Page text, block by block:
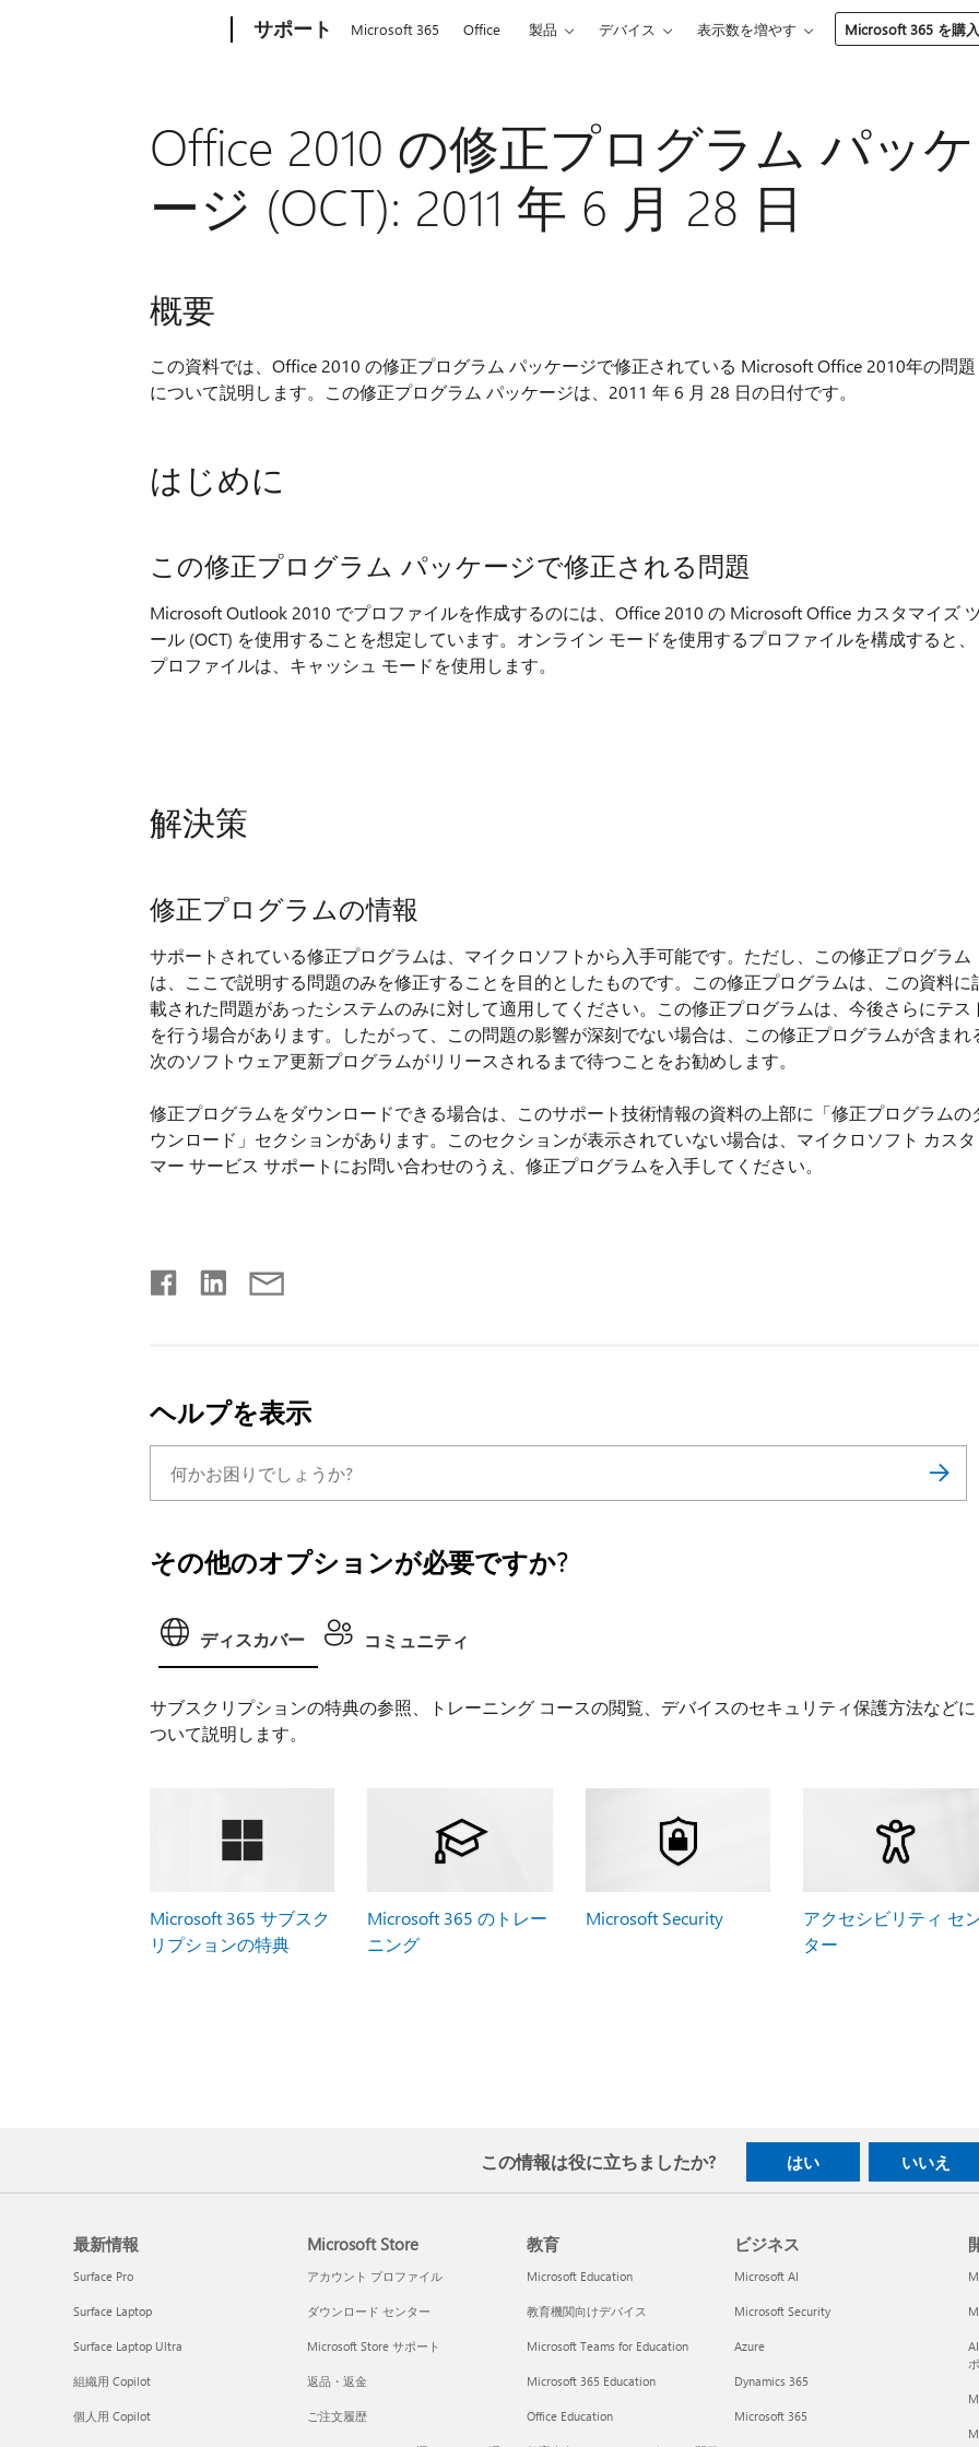
サポート Microsoft 365 Office 製品 デバイス 表示数を増やす Microsoft 365 を購
Office 2010 の修正プログラム パッケ
ージ (OCT): 2011 年 6 月 28 日
概要
この資料では、Office 2010 の修正プログラム パッケージで修正されている Microsoft Office 2010年の問題
について説明します。この修正プログラム パッケージは、2011 年 6 月 28 日の日付です。
はじめに
この修正プログラム パッケージで修正される問題
Microsoft Outlook 2010 でプロファイルを作成するのには、Office 2010 の Microsoft Office カスタマイズ
ール (OCT) を使用することを想定しています。オンライン モードを使用するプロファイルを構成すると、
プロファイルは、キャッシュ モードを使用します。
解決策
修正プログラムの情報
サポートされている修正プログラムは、マイクロソフトから入手可能です。ただし、この修正プログラム
は、ここで説明する問題のみを修正することを目的としたものです。この修正プログラムは、この資料に
載された問題があったシステムのみに対して適用してください。この修正プログラムは、今後さらにテス
を行う場合があります。したがって、この問題の影響が深刻でない場合は、この修正プログラムが含まれ
次のソフトウェア更新プログラムがリリースされるまで待つことをお勧めします。
修正プログラムをダウンロードできる場合は、このサポート技術情報の資料の上部に「修正プログラムの
ウンロード」セクションがあります。このセクションが表示されていない場合は、マイクロソフト カスタ
マー サービス サポートにお問い合わせのうえ、修正プログラムを入手してください。
ヘルプを表示
その他のオプションが必要ですか?
ディスカバー コミュニティ
サブスクリプションの特典の参照、トレーニング コースの閲覧、デバイスのセキュリティ保護方法などに
ついて説明します。
Microsoft 365 サブスク
リプションの特典
Microsoft 365 のトレー
ニング
Microsoft Security
アクセシビリティ セ
ター
この情報は役に立ちましたか? はい いいえ
最新情報
Surface Pro
Surface Laptop
Surface Laptop Ultra
組織用 Copilot
個人用 Copilot
Microsoft Store
アカウント プロファイル
ダウンロード センター
Microsoft Store サポート
返品・返金
ご注文履歴
教育
Microsoft Education
教育機関向けデバイス
Microsoft Teams for Education
Microsoft 365 Education
Office Education
ビジネス
Microsoft AI
Microsoft Security
Azure
Dynamics 365
Microsoft 365